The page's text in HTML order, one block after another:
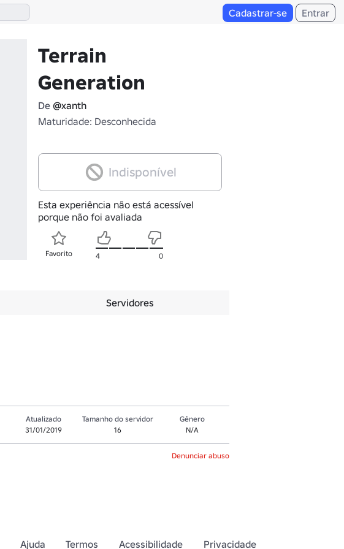
Cadastrar-se Entrar
Terrain
Generation
De @xanth
Maturidade: Desconhecida
Indisponível
Esta experiência não está acessível
porque não foi avaliada
Favorito 4 0
Servidores
Atualizado
31/01/2019
Tamanho do servidor
16
Gênero
N/A
Denunciar abuso
Ajuda Termos Acessibilidade Privacidade